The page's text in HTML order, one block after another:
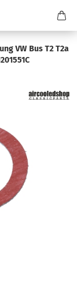
VW Bus T2 T2a